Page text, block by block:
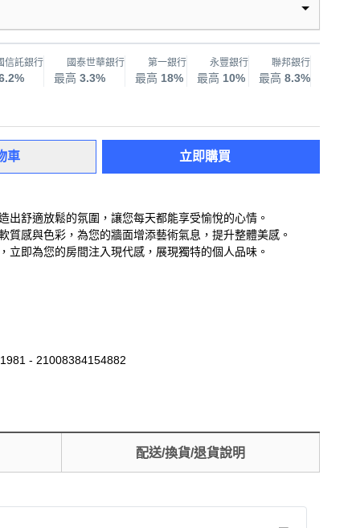
信託銀行 國泰世華銀行
最高 3.3%
第一銀行
最高 18%
永豐銀行
最高 10%
聯邦銀行
最高 8.3%
車 立即購買
出舒適放鬆的氛圍，讓您每天都能享受愉悅的心情。
質感與色彩，為您的牆面增添藝術氣息，提升整體美感。
立即為您的房間注入現代感，展現獨特的個人品味。
- 21008384154882
配送/換貨/退貨說明